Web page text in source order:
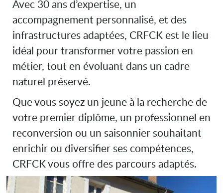
Avec 30 ans d’expertise, un
accompagnement personnalisé, et des
infrastructures adaptées, CRFCK est le lieu
idéal pour transformer votre passion en
métier, tout en évoluant dans un cadre
naturel préservé.
Que vous soyez un jeune à la recherche de
votre premier diplôme, un professionnel en
reconversion ou un saisonnier souhaitant
enrichir ou diversifier ses compétences,
CRFCK vous offre des parcours adaptés.